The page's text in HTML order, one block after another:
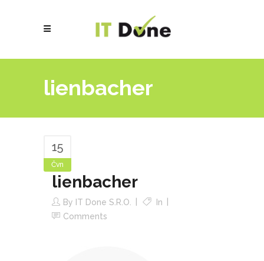
lienbacher
15
Čvn
lienbacher
By IT Done S.r.o.
In
Comments